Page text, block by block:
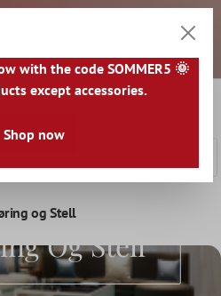
mva. og fraktkostnader.
fra TYSKLAND.
og Stell
Og Stell
with the code SOMMER5 🌞
except accessories.
Shop now